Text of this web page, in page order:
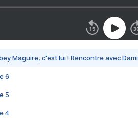
Maguire, c'est lui ! Rencontre avec
6
5
4